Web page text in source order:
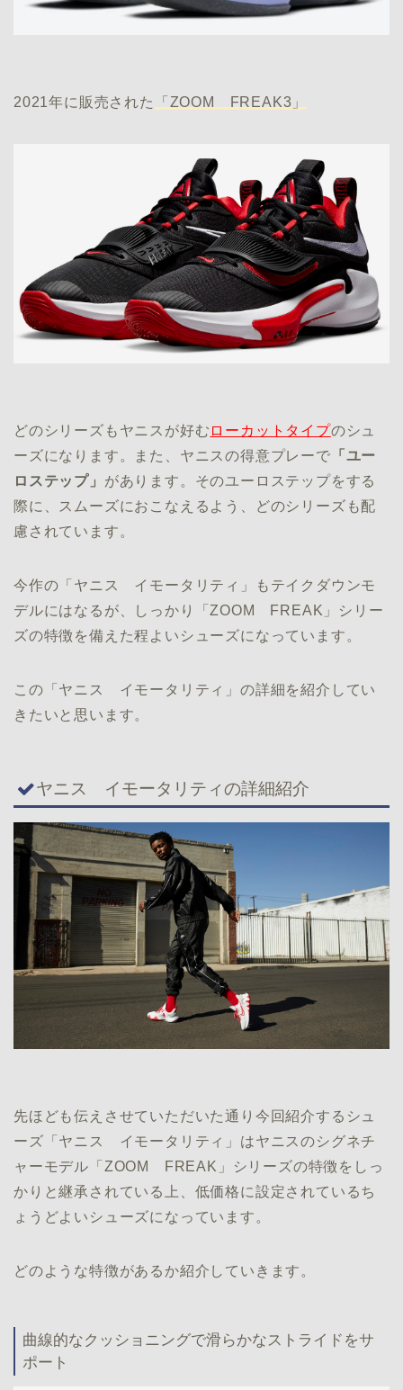
2021年に販売された 「ZOOM FREAK3」
どのシリーズもヤニスが好む ローカットタイプのシュ
ーズになります。また、ヤニスの得意プレーで 「ユー
ロステップ」 があります。そのユーロステップをする
際に、スムーズにおこなえるよう、どのシリーズも配
慮されています。
今作の「ヤニス イモータリティ」もテイクダウンモ
デルにはなるが、しっかり「ZOOM FREAK」シリー
ズの特徴を備えた程よいシューズになっています。
この「ヤニス イモータリティ」の詳細を紹介してい
きたいと思います。
ヤニス イモータリティの詳細紹介
先ほども伝えさせていただいた通り今回紹介するシュ
ーズ「ヤニス イモータリティ」はヤニスのシグネチ
ャーモデル「ZOOM FREAK」シリーズの特徴をしっ
かりと継承されている上、低価格に設定されているち
ょうどよいシューズになっています。
どのような特徴があるか紹介していきます。
曲線的なクッショニングで滑らかなストライドをサ
ポート